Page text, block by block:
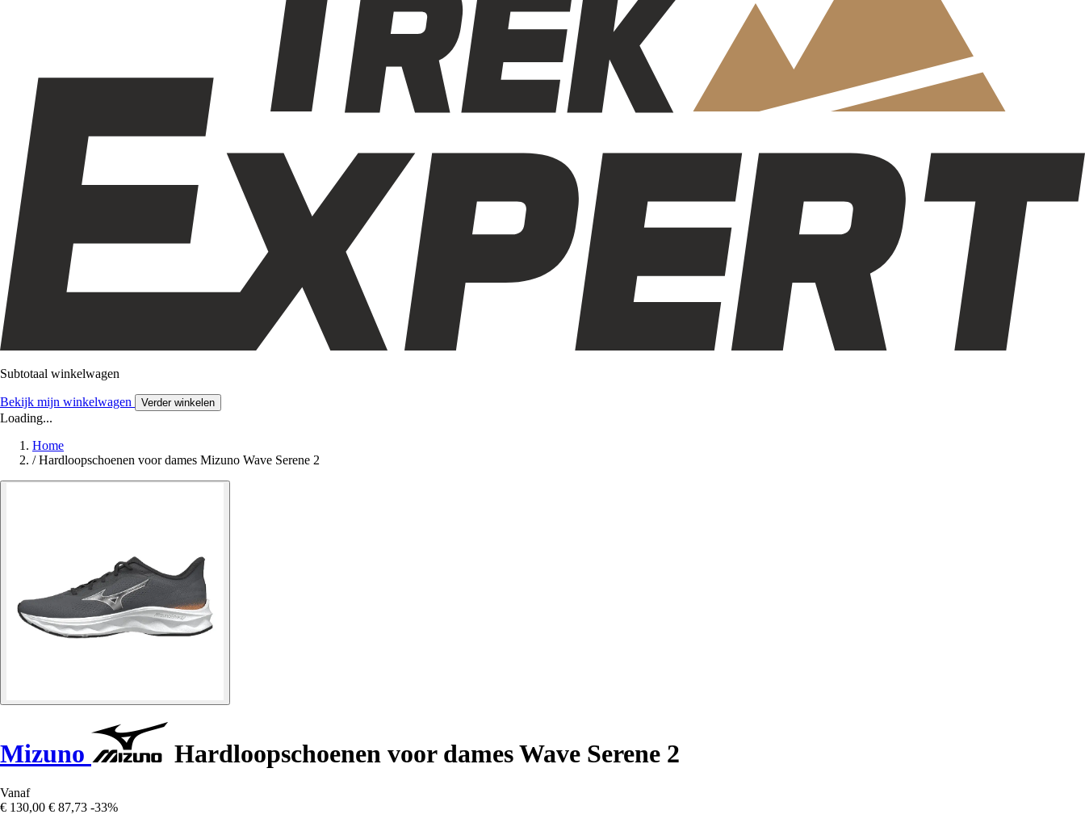
Subtotaal winkelwagen
Bekijk mijn winkelwagen Verder winkelen
Loading...
Home
/ Hardloopschoenen voor dames Mizuno Wave Serene 2
Mizuno Hardloopschoenen voor dames Wave Serene 2
Vanaf
€ 130,00 € 87,73 -33%